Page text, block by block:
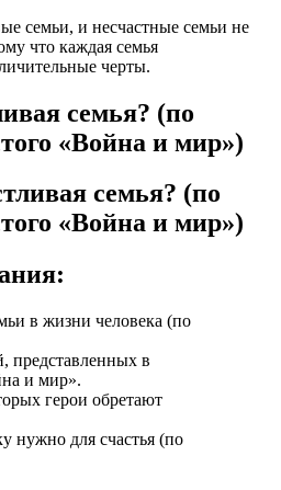
семьи, и несчастные семьи не
что каждая семья
черты.
семья? (по
«Война и мир»)
семья? (по
«Война и мир»)
в жизни человека (по
представленных в
и мир».
герои обретают
нужно для счастья (по